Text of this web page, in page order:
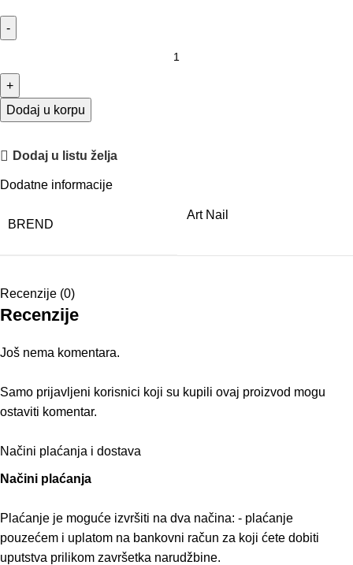
Dodaj u korpu
Dodaj u listu želja
Dodatne informacije
BREND
Art Nail
Recenzije (0)
Recenzije
Još nema komentara.
Samo prijavljeni korisnici koji su kupili ovaj proizvod mogu
ostaviti komentar.
Načini plaćanja i dostava
Načini plaćanja
Plaćanje je moguće izvršiti na dva načina: - plaćanje
pouzećem i uplatom na bankovni račun za koji ćete dobiti
uputstva prilikom završetka narudžbine.